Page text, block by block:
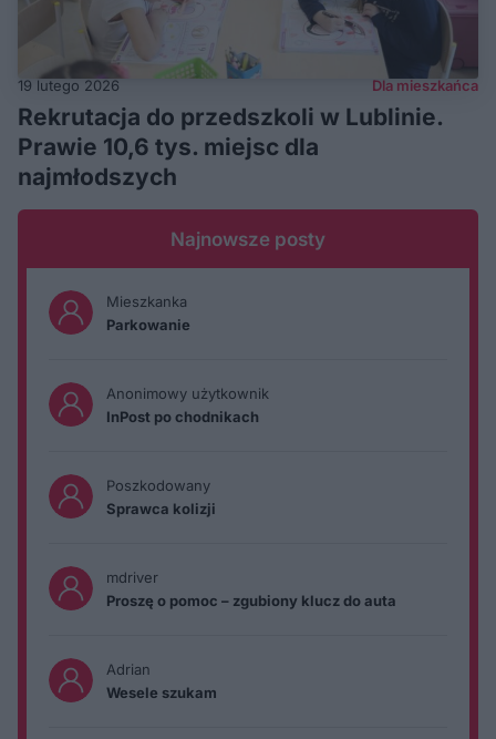
19 lutego 2026 Dla mieszkańca
Rekrutacja do przedszkoli w Lublinie.
Prawie 10,6 tys. miejsc dla
najmłodszych
Najnowsze posty
Mieszkanka
Parkowanie
Anonimowy użytkownik
InPost po chodnikach
Poszkodowany
Sprawca kolizji
mdriver
Proszę o pomoc – zgubiony klucz do auta
Adrian
Wesele szukam